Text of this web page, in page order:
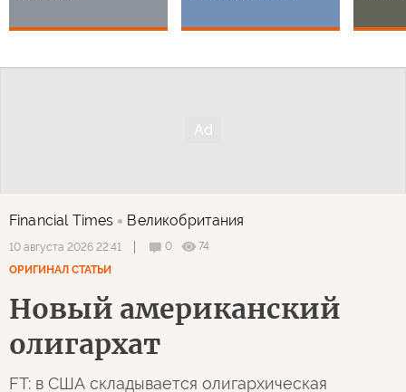
Financial Times Великобритания
10 августа 2026 22:41 0
74
ОРИГИНАЛ СТАТЬИ
Новый американский
олигархат
FT: в США складывается олигархическая